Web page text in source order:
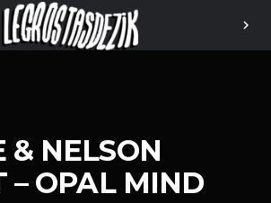
chevron_right
& NELSON
– OPAL MIND